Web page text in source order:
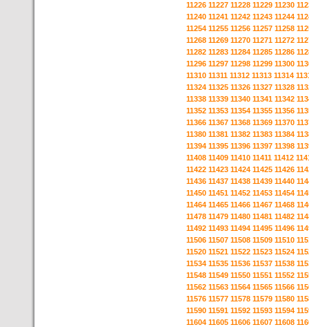
11226 11227 11228 11229 11230
11240 11241 11242 11243 11244
11254 11255 11256 11257 11258
11268 11269 11270 11271 11272
11282 11283 11284 11285 11286
11296 11297 11298 11299 11300
11310 11311 11312 11313 11314
11324 11325 11326 11327 11328
11338 11339 11340 11341 11342
11352 11353 11354 11355 11356
11366 11367 11368 11369 11370
11380 11381 11382 11383 11384
11394 11395 11396 11397 11398
11408 11409 11410 11411 11412
11422 11423 11424 11425 11426
11436 11437 11438 11439 11440
11450 11451 11452 11453 11454
11464 11465 11466 11467 11468
11478 11479 11480 11481 11482
11492 11493 11494 11495 11496
11506 11507 11508 11509 11510
11520 11521 11522 11523 11524
11534 11535 11536 11537 11538
11548 11549 11550 11551 11552
11562 11563 11564 11565 11566
11576 11577 11578 11579 11580
11590 11591 11592 11593 11594
11604 11605 11606 11607 11608